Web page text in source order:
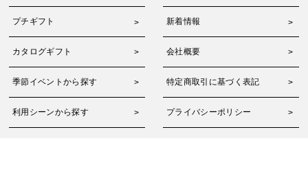
プチギフト 新着情報
カタログギフト 会社概要
季節イベントから探す 特定商取引に基づく表記
利用シーンから探す プライバシーポリシー